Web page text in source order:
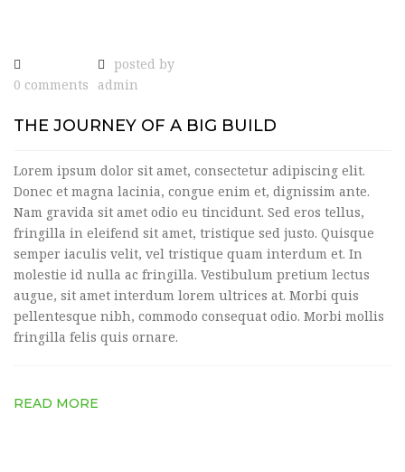
0 comments
posted by
admin
THE JOURNEY OF A BIG BUILD
Lorem ipsum dolor sit amet, consectetur adipiscing elit.
Donec et magna lacinia, congue enim et, dignissim ante.
Nam gravida sit amet odio eu tincidunt. Sed eros tellus,
fringilla in eleifend sit amet, tristique sed justo. Quisque
semper iaculis velit, vel tristique quam interdum et. In
molestie id nulla ac fringilla. Vestibulum pretium lectus
augue, sit amet interdum lorem ultrices at. Morbi quis
pellentesque nibh, commodo consequat odio. Morbi mollis
fringilla felis quis ornare.
READ MORE